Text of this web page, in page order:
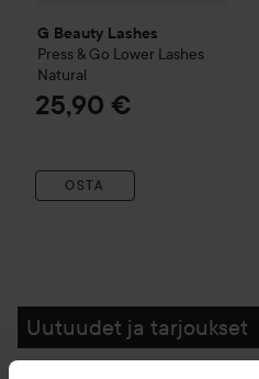
G Beauty Lashes
Press & Go Lower Lashes
Natural
25,90 €
OSTA
Uutuudet ja tarjoukset